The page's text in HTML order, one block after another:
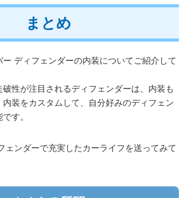
まとめ
ディフェンダーの内装についてご紹介して
性が注目されるディフェンダーは、内装も
装をカスタムして、自分好みのディフェン
す。
ェンダーで充実したカーライフを送ってみて